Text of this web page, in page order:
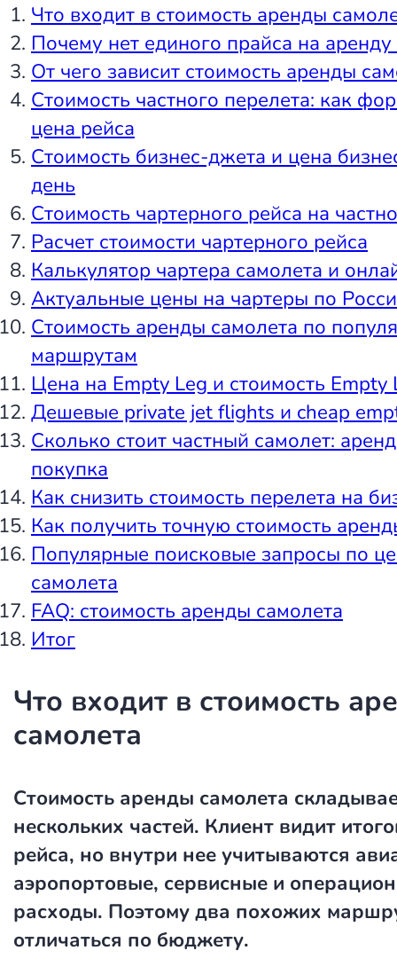
Что входит в стоимость аренды
Почему нет единого прайса на
От чего зависит стоимость аренды
Стоимость частного перелета: как
цена рейса
Стоимость бизнес-джета и цена
день
Стоимость чартерного рейса на
Расчет стоимости чартерного рейса
Калькулятор чартера самолета и
Актуальные цены на чартеры по
Стоимость аренды самолета по
маршрутам
Цена на Empty Leg и стоимость Empty
Дешевые private jet flights и cheap
Сколько стоит частный самолет:
покупка
Как снизить стоимость перелета на
Как получить точную стоимость
Популярные поисковые запросы по
самолета
FAQ: стоимость аренды самолета
Итог
Что входит в стоимость
самолета
Стоимость аренды самолета
нескольких частей. Клиент видит
рейса, но внутри нее учитываются
аэропортовые, сервисные и
расходы. Поэтому два похожих
отличаться по бюджету.